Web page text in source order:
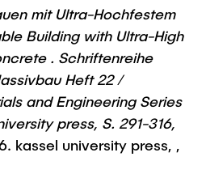
mit Ultra-Hochfestem
Building with Ultra-High
. Schriftenreihe
Heft 22 /
and Engineering Series
press, S. 291-316,
kassel university press, ,